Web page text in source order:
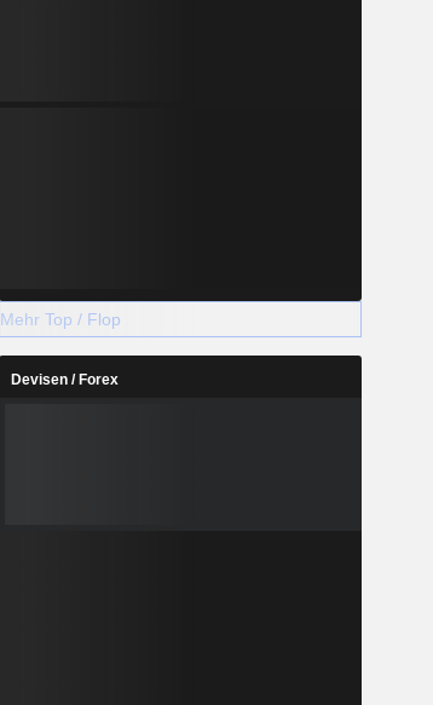
Mehr Top / Flop
Devisen / Forex